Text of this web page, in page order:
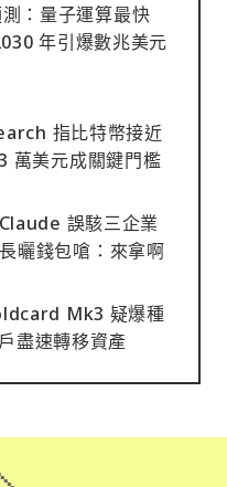
：量子運算最快
年引爆數兆美元
指比特幣接近
萬美元成關鍵門檻
誤駭三企業
曬錢包嗆：來拿啊
Mk3 疑爆種
盡速轉移資產